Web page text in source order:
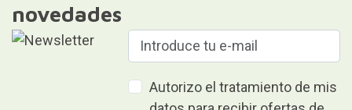
novedades
Autorizo el tratamiento de mis